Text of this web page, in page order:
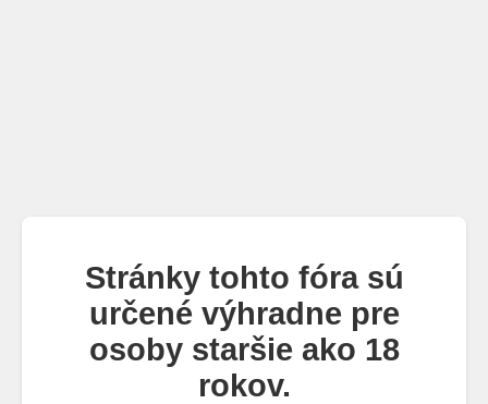
Stránky tohto fóra sú
určené výhradne pre
osoby staršie ako 18
rokov.